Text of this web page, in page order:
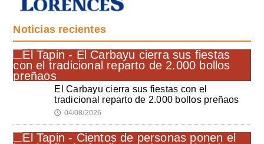
Noticias recientes
El Carbayu cierra sus fiestas con el
tradicional reparto de 2.000 bollos preñaos
🕔 04/08/2026